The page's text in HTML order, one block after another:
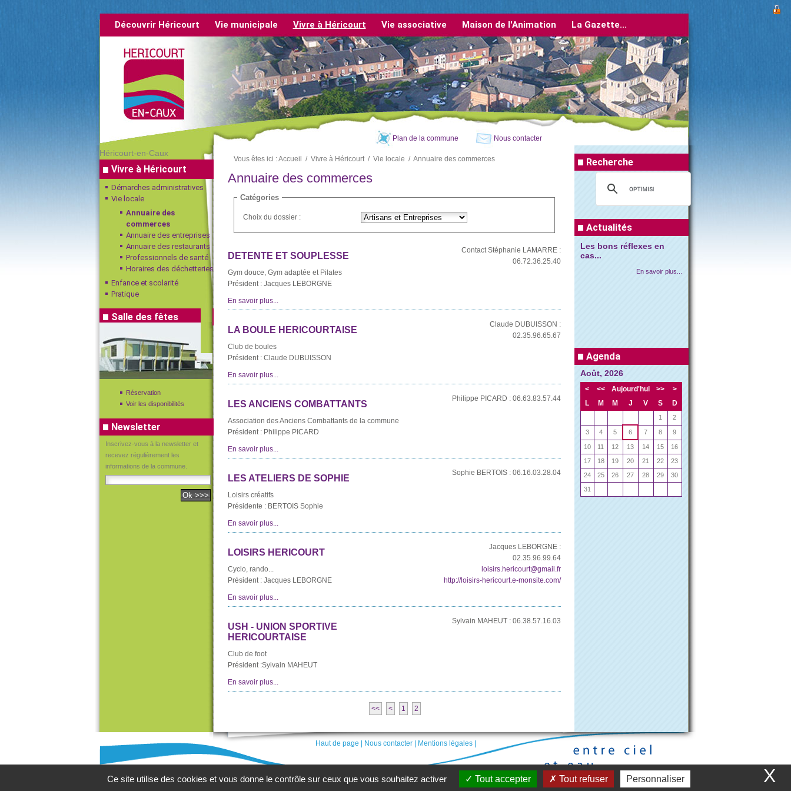
Découvrir Héricourt Vie municipale Vivre à Héricourt Vie associative Maison de l'Animation
La Gazette...
Plan de la commune Nous contacter
Vous êtes ici :Accueil / Vivre à Héricourt/ Vie locale / Annuaire des commerces
Annuaire des commerces
Catégories
Choix du dossier :
DETENTE ET SOUPLESSE
Gym douce, Gym adaptée et Pilates
Président : Jacques LEBORGNE
Contact Stéphanie LAMARRE :
06.72.36.25.40
En savoir plus...
LA BOULE HERICOURTAISE
Club de boules
Président : Claude DUBUISSON
Claude DUBUISSON :
02.35.96.65.67
En savoir plus...
LES ANCIENS COMBATTANTS
Association des Anciens Combattants de la commune
Président : Philippe PICARD
Philippe PICARD : 06.63.83.57.44
En savoir plus...
LES ATELIERS DE SOPHIE
Loisirs créatifs
Présidente : BERTOIS Sophie
Sophie BERTOIS : 06.16.03.28.04
En savoir plus...
LOISIRS HERICOURT
Cyclo, rando...
Président : Jacques LEBORGNE
Jacques LEBORGNE :
02.35.96.99.64
loisirs.hericourt@gmail.fr
http://loisirs-hericourt.e-monsite.com/
En savoir plus...
USH - UNION SPORTIVE
HERICOURTAISE
Club de foot
Président :Sylvain MAHEUT
Sylvain MAHEUT : 06.38.57.16.03
En savoir plus...
<< < 1 2
Héricourt-en-Caux
Vivre à Héricourt
Démarches administratives
Vie locale
Annuaire des
commerces
Annuaire des entreprises
Annuaire des restaurants
Professionnels de santé
Horaires des déchetteries
Enfance et scolarité
Pratique
Salle des fêtes
Réservation
Voir les disponibilités
Newsletter
Inscrivez-vous à la newsletter et
recevez régulièrement les
informations de la commune.
Recherche
Actualités
HORAIRES D'ETE DES...
En savoir plus...
Les bons réflexes en
cas...
Attention aux déchets volants
En savoir plus...
retrouver les horaires dans l'onglet
vivre à...
Agenda
Août, 2026
< << Aujourd'hui >>
>
L
M M J V S D
1 2
3 4 5 6 7 8 9
10 11 12 13 14 15
16
17
18 19 20 21 22
23
24
25 26 27 28 29
30
31
Haut de page Nous contacter| Mentions légales|
Conception Citopia Solution de site internet pour mairie et collectivité - WeeCity X
Ce site utilise des cookies et vous donne le contrôle sur ceux que vous souhaitez activer Tout accepter Tout refuser Personnaliser